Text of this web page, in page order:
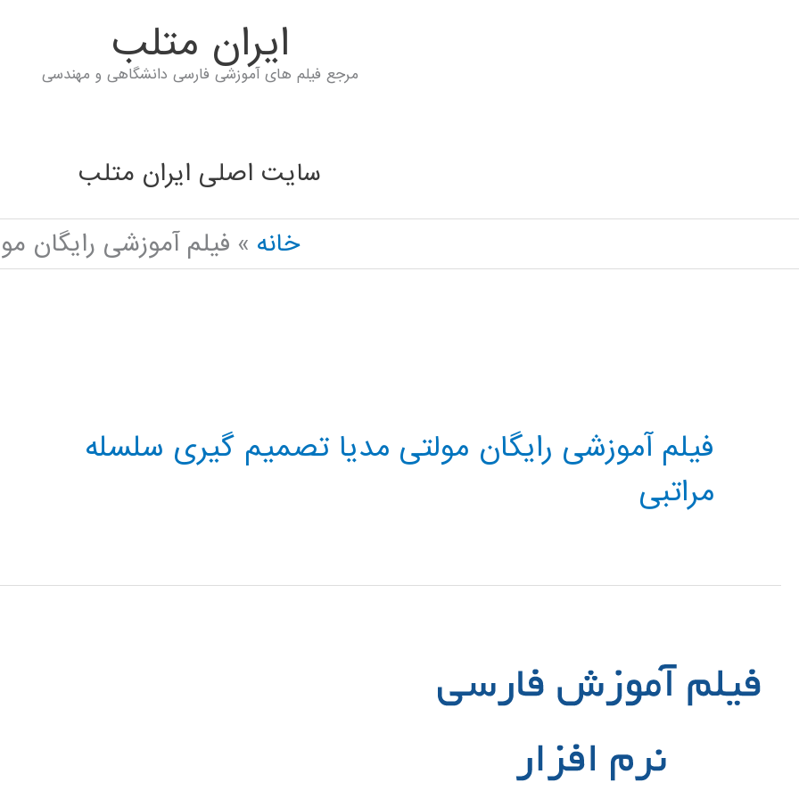
ايران متلب
مرجع فیلم های آموزشی فارسی دانشگاهی و مهندسی
سایت اصلی ایران متلب
خانه
فیلم آموزشی رایگان
فیلم آموزشی رایگان مولتی مدیا تصمیم گیری سلسله
مراتبی